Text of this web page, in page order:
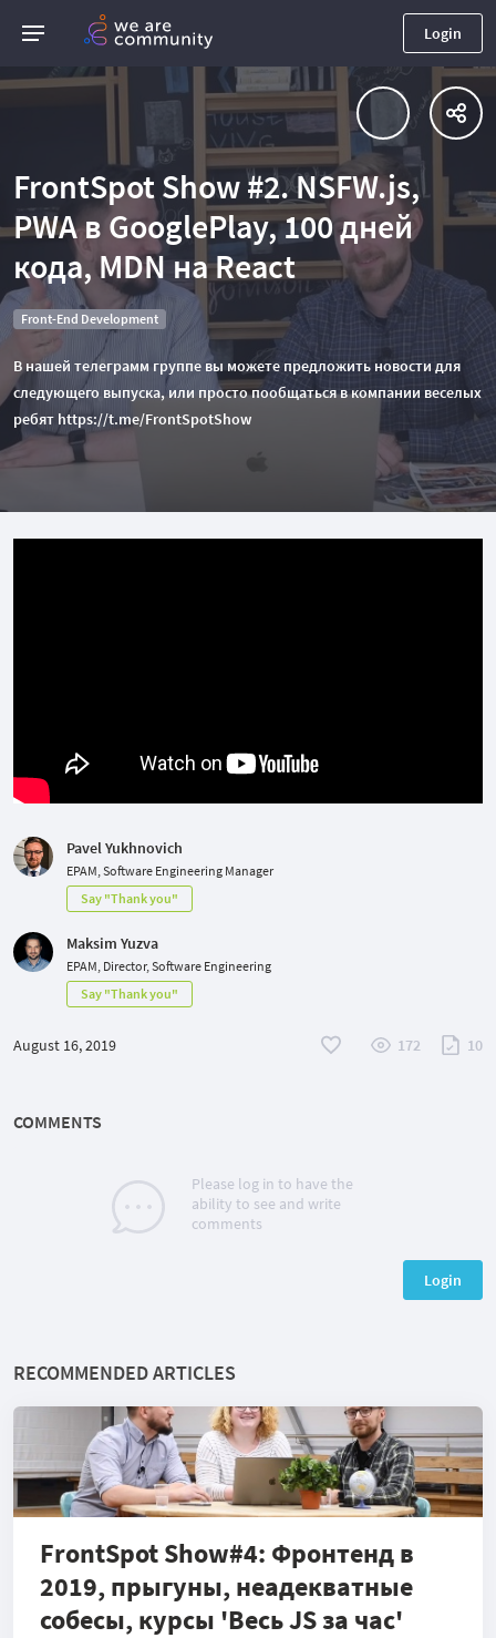
Login
FrontSpot Show #2. NSFW.js,
PWA в GooglePlay, 100 дней
кода, MDN на React
Front-End Development
В нашей телеграмм группе вы можете предложить новости для
следующего выпуска, или просто пообщаться в компании веселых
ребят https://t.me/FrontSpotShow
Pavel Yukhnovich
EPAM, Software Engineering Manager
Say "Thank you"
Maksim Yuzva
EPAM, Director, Software Engineering
Say "Thank you"
August 16, 2019 172 10
COMMENTS
Please log in to have the
ability to see and write
comments
Login
RECOMMENDED ARTICLES
FrontSpot Show#4: Фронтенд в
2019, прыгуны, неадекватные
собесы, курсы 'Весь JS за час'